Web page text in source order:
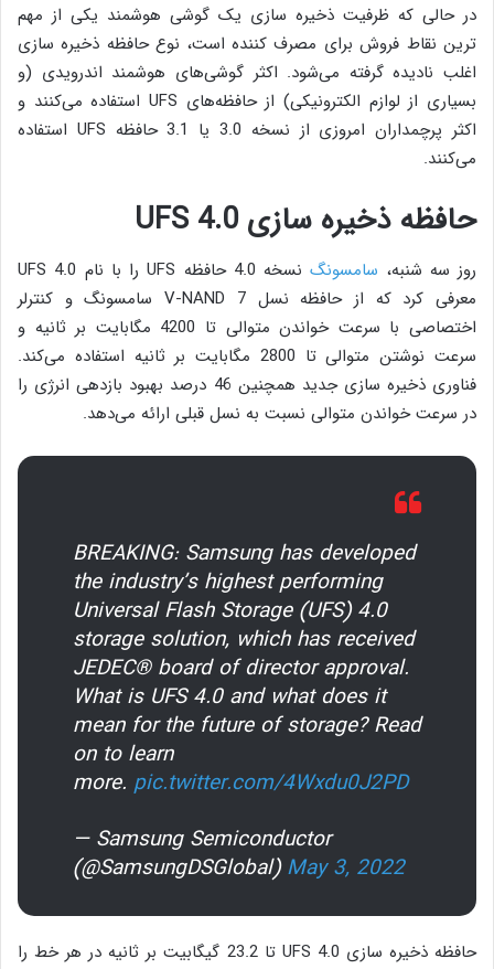
در حالی که ظرفیت ذخیره سازی یک گوشی هوشمند یکی از مهم
ترین نقاط فروش برای مصرف کننده است، نوع حافظه ذخیره سازی
اغلب نادیده گرفته می‌شود. اکثر گوشی‌های هوشمند اندرویدی (و
بسیاری از لوازم الکترونیکی) از حافظه‌های UFS استفاده می‌کنند و
اکثر پرچمداران امروزی از نسخه 3.0 یا 3.1 حافظه UFS استفاده
می‌کنند.
حافظه‌ ذخیره سازی UFS 4.0
روز سه شنبه، سامسونگ
نسخه 4.0 حافظه UFS را با نام UFS 4.0
معرفی کرد که از حافظه نسل 7 V-NAND سامسونگ و کنترلر
اختصاصی با سرعت خواندن متوالی تا 4200 مگابایت بر ثانیه و
سرعت نوشتن متوالی تا 2800 مگابایت بر ثانیه استفاده می‌کند.
فناوری ذخیره سازی جدید همچنین 46 درصد بهبود بازدهی انرژی را
در سرعت خواندن متوالی نسبت به نسل قبلی ارائه می‌دهد.
BREAKING: Samsung has developed
the industry’s highest performing
Universal Flash Storage (UFS) 4.0
storage solution, which has received
JEDEC® board of director approval.
What is UFS 4.0 and what does it
mean for the future of storage? Read
on to learn
more. pic.twitter.com/4Wxdu0J2PD
— Samsung Semiconductor
(@SamsungDSGlobal)May 3, 2022
حافظه‌ ذخیره سازی UFS 4.0 تا 23.2 گیگابیت بر ثانیه در هر خط را